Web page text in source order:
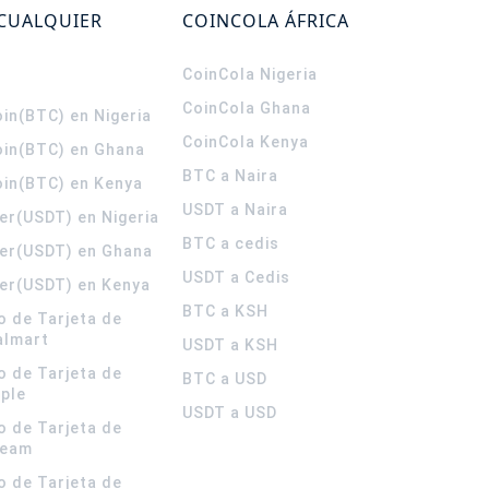
en Nigeria
en Ghana
en Kenya
en Nigeria
en Ghana
en Kenya
de Tarjeta de
de Tarjeta de
de Tarjeta de
de Tarjeta de
COINCOLA ÁFRICA
CoinCola Nigeria
CoinCola Ghana
CoinCola Kenya
BTC a Naira
USDT a Naira
BTC a cedis
USDT a Cedis
BTC a KSH
USDT a KSH
BTC a USD
USDT a USD